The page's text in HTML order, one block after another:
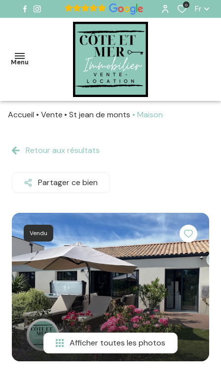
0 Fr
Menu
VENDUS
SAISONNIÈRES
L'ÉQUIPE
CONTACT
Accueil Vente St jean de monts Maison
Retour aux résultats
Partager ce bien
Vendu
Afficher toutes les photos